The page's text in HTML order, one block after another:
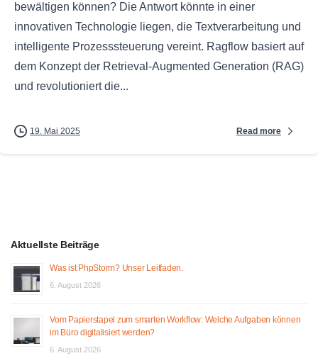
bewältigen können? Die Antwort könnte in einer
innovativen Technologie liegen, die Textverarbeitung und
intelligente Prozesssteuerung vereint. Ragflow basiert auf
dem Konzept der Retrieval-Augmented Generation (RAG)
und revolutioniert die...
19. Mai 2025 Read more
Aktuellste Beiträge
Was ist PhpStorm? Unser Leitfaden.
6. August 2026
Vom Papierstapel zum smarten Workflow: Welche Aufgaben können
im Büro digitalisiert werden?
6. August 2026